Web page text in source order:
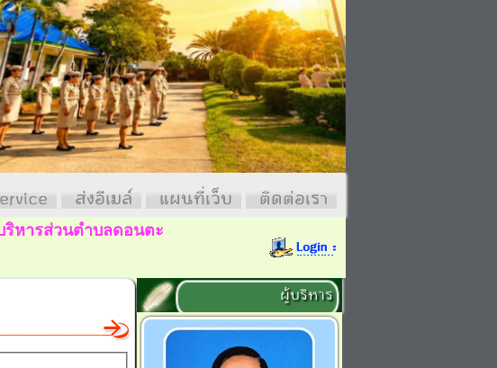
ส่งอีเมล์ แผนที่เว็บ ติดต่อเรา
รส่วนตำบลดอนตะหนิน
ผู้บริหาร